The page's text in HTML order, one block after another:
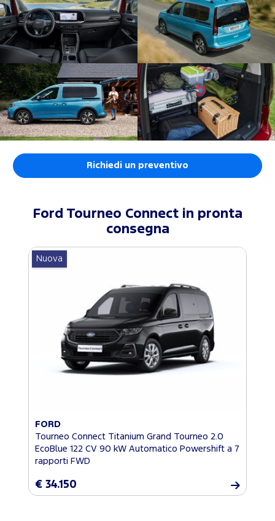
Richiedi un preventivo
Ford Tourneo Connect in pronta
consegna
Nuova
FORD
Tourneo Connect Titanium Grand Tourneo 2.0
EcoBlue 122 CV 90 kW Automatico Powershift a 7
rapporti FWD
€ 34.150